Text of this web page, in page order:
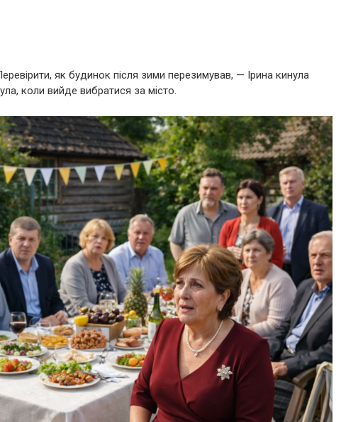
як будинок після зими перезимував, — Ірина кинула
коли вийде вибратися за місто.